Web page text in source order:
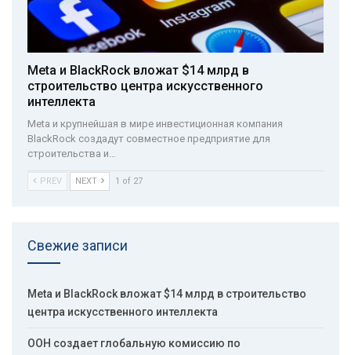
Meta и BlackRock вложат $14 млрд в
строительство центра искусственного
интеллекта
Meta и крупнейшая в мире инвестиционная компания
BlackRock создадут совместное предприятие для
строительства и…
PREV NEXT 1 of 27
Свежие записи
Meta и BlackRock вложат $14 млрд в строительство
центра искусственного интеллекта
ООН создает глобальную комиссию по